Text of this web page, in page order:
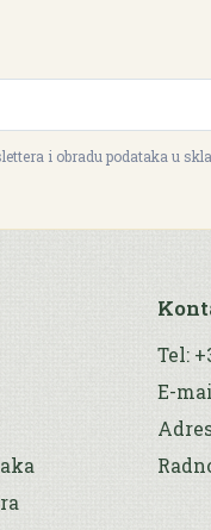
i obradu podataka u
Tel:
E-